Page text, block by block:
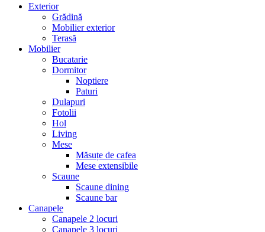
Exterior
Grădină
Mobilier exterior
Terasă
Mobilier
Bucatarie
Dormitor
Noptiere
Paturi
Dulapuri
Fotolii
Hol
Living
Mese
Măsuțe de cafea
Mese extensibile
Scaune
Scaune dining
Scaune bar
Canapele
Canapele 2 locuri
Canapele 3 locuri